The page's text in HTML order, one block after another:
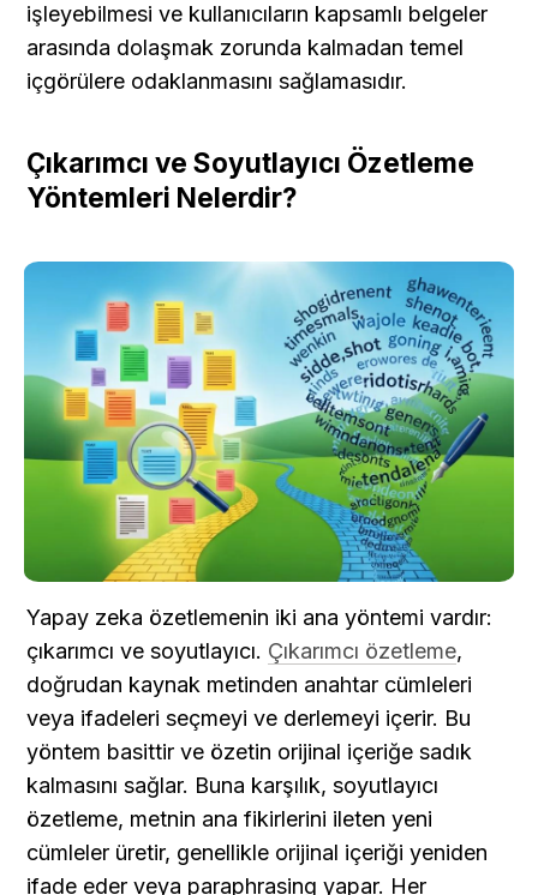
işleyebilmesi ve kullanıcıların kapsamlı belgeler
arasında dolaşmak zorunda kalmadan temel
içgörülere odaklanmasını sağlamasıdır.
Çıkarımcı ve Soyutlayıcı Özetleme
Yöntemleri Nelerdir?
Yapay zeka özetlemenin iki ana yöntemi vardır:
çıkarımcı ve soyutlayıcı. Çıkarımcı özetleme,
doğrudan kaynak metinden anahtar cümleleri
veya ifadeleri seçmeyi ve derlemeyi içerir. Bu
yöntem basittir ve özetin orijinal içeriğe sadık
kalmasını sağlar. Buna karşılık, soyutlayıcı
özetleme, metnin ana fikirlerini ileten yeni
cümleler üretir, genellikle orijinal içeriği yeniden
ifade eder veya paraphrasing yapar. Her